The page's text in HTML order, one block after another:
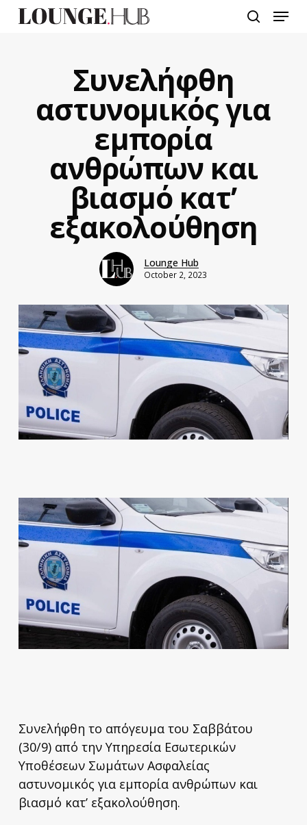
Menu
Συνελήφθη
αστυνομικός για
εμπορία
ανθρώπων και
βιασμό κατ’
εξακολούθηση
Lounge Hub
October 2, 2023
Συνελήφθη το απόγευμα του Σαββάτου
(30/9) από την Υπηρεσία Εσωτερικών
Υποθέσεων Σωμάτων Ασφαλείας
αστυνομικός για εμπορία ανθρώπων και
βιασμό κατ’ εξακολούθηση.